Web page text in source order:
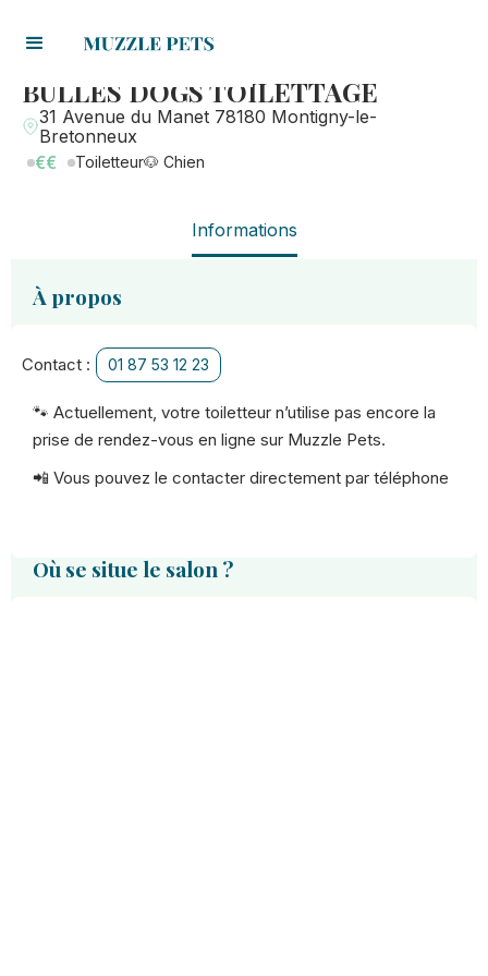
BULLES DOGS TOILETTAGE
31 Avenue du Manet 78180 Montigny-le-
Bretonneux
€€ Toiletteur🐶 Chien
Informations
À propos
Contact : 01 87 53 12 23
🐾 Actuellement, votre toiletteur n’utilise pas encore la
prise de rendez-vous en ligne sur Muzzle Pets.
📲 Vous pouvez le contacter directement par téléphone
Où se situe le salon ?